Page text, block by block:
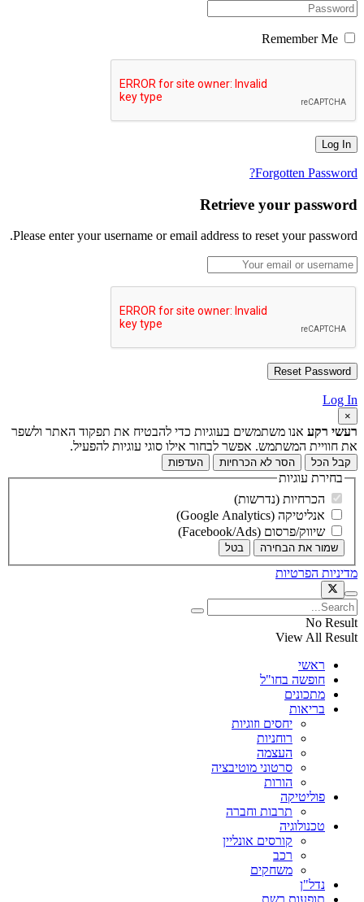
Remember Me
Forgotten Password?
Retrieve your password
Please enter your username or email address to reset your password.
Log In
×
רעשי רקע אנו משתמשים בעוגיות כדי להבטיח את תפקוד האתר ולשפר
את חוויית המשתמש. אפשר לבחור אילו סוגי עוגיות להפעיל.
קבל הכל הסר לא הכרחיות העדפות
בחירת עוגיות
הכרחיות (נדרשות)
אנליטיקה (Google Analytics)
שיווק/פרסום (Facebook/Ads)
שמור את הבחירה בטל
מדיניות הפרטיות
No Result
View All Result
ראשי
חופשה בחו"ל
מתכונים
בריאות
יחסים וזוגיות
רוחניות
העצמה
סרטוני מוטיבציה
הורות
פוליטיקה
תרבות וחברה
טכנולוגיה
קורסים אונליין
רכב
משחקים
נדל"ן